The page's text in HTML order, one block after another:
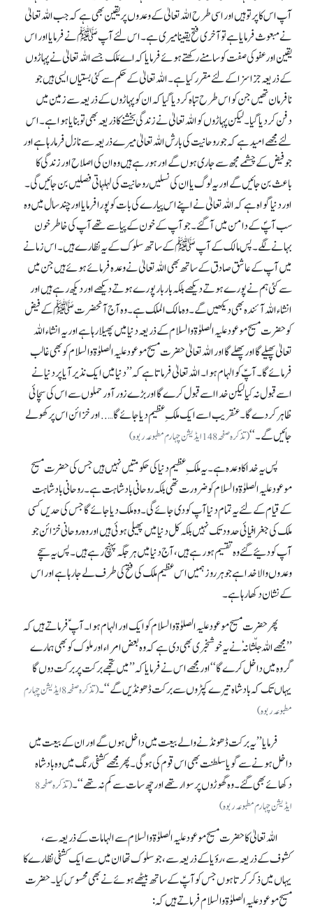
آپ اس کا پرتو ہیں اور اسی طرح اللہ تعالیٰ کے وعدوں پر یقین بھی ہے کہ جب اللہ تعالیٰ
نے مبعوث فرمایا ہے تو آخری فتح یقینا میری ہے۔ اس لئے آپﷺ نے فرمایااور اس
یقین اور عفو کی صفت کو سامنے رکھتے ہوئے فرمایا کہ اے مَلک جسے اللہ تعالیٰ نے پہاڑوں
کے ذریعہ جزا سزا کے لئے مقرر کیا ہے۔ اللہ تعالیٰ کے حکم سے کئی بستیاں ایسی ہیں جو
نافرمان تھیں جن کو اس طرح تباہ کر دیا گیا کہ ان کو پہاڑوں کے ذریعہ سے زمین میں
دفن کر دیا گیا۔ لیکن پہاڑوں کو اللہ تعالیٰ نے زندگی بخشنے کا ذریعہ بھی تو بنایا ہوا ہے۔ اس
لئے مجھے امیدہے کہ جو روحانیت کی بارش اللہ تعالیٰ میرے ذریعہ سے نازل فرما رہا ہے اور
جو فیض کے چشمے مجھ سے جاری ہوں گے اور ہو رہے ہیں وہ ان کی اصلاح اور زندگی کا
باعث بن جائیں گے اور یہ لوگ یا ان کی نسلیں روحانیت کی لہلہاتی فصلیں بن جائیں گی۔
اور دنیا گواہ ہے کہ اللہ تعالیٰ نے اپنے اس پیارے کی بات کو پورا فرمایا اور چند سال میں وہ
سب آپؐ کے دامن میں آ گئے۔ جو آپ کے خون کے پیاسے تھے آپ کی خاطر خون
بہانے لگے۔ پس مالک کے آپﷺ کے ساتھ سلوک کے یہ نظارے ہیں۔ اس زمانے
میں آپ کے عاشق صادق کے ساتھ بھی اللہ تعالیٰ نے وعدہ فرمائے ہوئے ہیں جن میں
سے کئی ہم نے پورے ہوتے دیکھے بلکہ بار بار پورے ہوتے دیکھے اور دیکھ رہے ہیں اور
انشاء اللہ آئندہ بھی دیکھیں گے۔ وہ مالک الملک ہے۔ وہ آج آنحضرتﷺ کے فیض
کو حضرت مسیح موعود علیہ الصلوٰۃ والسلام کے ذریعہ دنیا میں پھیلا رہا ہے اور یہ انشاء اللہ
تعالیٰ پھیلے گا اور پھلے گا اور اللہ تعالیٰ حضرت مسیح موعود علیہ الصلوٰۃ والسلام کو بھی غالب
فرمائے گا۔ آپؑ کو الہام ہوا۔ اللہ تعالیٰ فرماتا ہے کہ’’ دنیا میں ایک نذیر آیا پر دنیا نے
اسے قبول نہ کیا لیکن خدا اسے قبول کرے گا اور بڑے زور آور حملوں سے اس کی سچائی
ظاہر کر دے گا۔ عنقریب اسے ایک ملکِ عظیم دیا جائے گا….. اور خزائن اس پر کھولے
جائیں گے۔‘‘(تذکرہ صفحہ 148ایڈیشن چہارم مطبوعہ ربوہ)
پس یہ خدا کا وعدہ ہے۔ یہ ملک ِعظیم دنیا کی حکومتیں نہیں ہیں جس کی حضرت مسیح
موعود علیہ الصلوٰۃ والسلام کو ضرورت تھی بلکہ روحانی بادشاہت ہے۔ روحانی بادشاہت
کے قیام کے لئے یہ تمام دنیا آپ کو دی جائے گی۔ وہ ملک دیا جائے گا جس کی حدیں کسی
ملک کی جغرافیائی حدود تک نہیں بلکہ کل دنیا میں پھیلی ہوئی ہیں اور وہ روحانی خزائن جو
آپ کو دئیے گئے وہ تقسیم ہو رہے ہیں، آج دنیا میں ہر جگہ پہنچ رہے ہیں۔ پس یہ سچے
وعدوں والا خدا ہے جو ہر روز ہمیں اس عظیم ملک کی فتح کی طرف لے جا رہا ہے اور اس
کے نشان دکھا رہا ہے۔
پھر حضرت مسیح موعود علیہ الصلوٰۃ والسلام کو ایک اور الہام ہوا۔ آپ ؑ فرماتے ہیں کہ
’’مجھے اللہ جلّشانہٗ نے یہ خوشخبری بھی دی ہے کہ وہ بعض امراء اور ملوک کو بھی ہمارے
گروہ میں داخل کرے گا‘‘ اور مجھے اس نے فرمایا کہ ’’میں تجھے برکت پر برکت دوں گا
یہاں تک کہ بادشاہ تیرے کپڑوں سے برکت ڈھونڈیں گے‘‘۔
(تذکرہ صفحہ 8 ایڈیشن چہارم
مطبوعہ ربوہ)
فرمایا’’ یہ برکت ڈھونڈنے والے بیعت میں داخل ہوں گے اور ان کے بیعت میں
داخل ہونے سے گویا سلطنت بھی اس قوم کی ہو گی۔ پھر مجھے کشفی رنگ میں وہ بادشاہ
دکھائے بھی گئے۔ وہ گھوڑوں پر سوار تھے اور چھ سات سے کم نہ تھے‘‘۔
(تذکرہ صفحہ 8
ایڈیشن چہارم مطبوعہ ربوہ)
اللہ تعالیٰ کا حضرت مسیح موعود علیہ الصلوٰۃ والسلام سے الہامات کے ذریعہ سے،
کشوف کے ذریعہ سے، رؤیا کے ذریعہ سے، جو سلوک تھا ان میں سے ایک کشفی نظارے کا
یہاں میں ذکر کرتا ہوں جس کو آپؑ کے ساتھ بیٹھے ہوئے نے بھی محسوس کیا۔ حضرت
مسیح موعود علیہ الصلوٰۃ والسلام فرماتے ہیں کہ: